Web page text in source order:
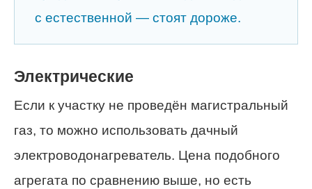
с естественной — стоят дороже.
Электрические
Если к участку не проведён магистральный
газ, то можно использовать дачный
электроводонагреватель. Цена подобного
агрегата по сравнению выше, но есть